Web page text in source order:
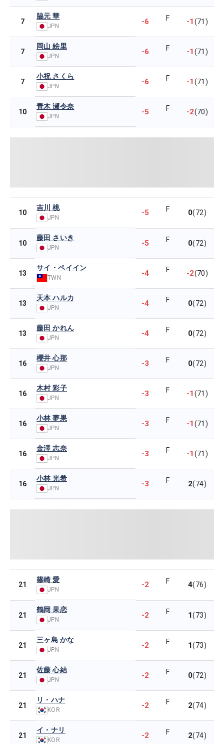
7
脇元 華
JPN -6 F -1(71)
7
岡山 絵里
JPN -6 F -1(71)
7
小祝 さくら
JPN -6 F -1(71)
10
青木 瀬令奈
JPN -5 F -2(70)
10
吉川 桃
JPN
-5 F 0(72)
10
藤田 さいき
JPN -5 F 0(72)
13
サイ・ペイイン
TWN -4 F -2(70)
13
天本 ハルカ
JPN -4 F 0(72)
13
藤田 かれん
JPN -4 F 0(72)
16
櫻井 心那
JPN -3 F 0(72)
16
木村 彩子
JPN -3 F -1(71)
16
小林 夢果
JPN -3 F -1(71)
16
金澤 志奈
JPN -3 F -1(71)
16
小林 光希
JPN -3 F 2(74)
21
篠崎 愛
JPN
-2 F 4(76)
21
鶴岡 果恋
JPN -2 F 1(73)
21
三ヶ島 かな
JPN -2 F 1(73)
21
佐藤 心結
JPN -2 F 0(72)
21
リ・ハナ
KOR -2 F 2(74)
21
イ・ナリ
KOR -2 F 2(74)